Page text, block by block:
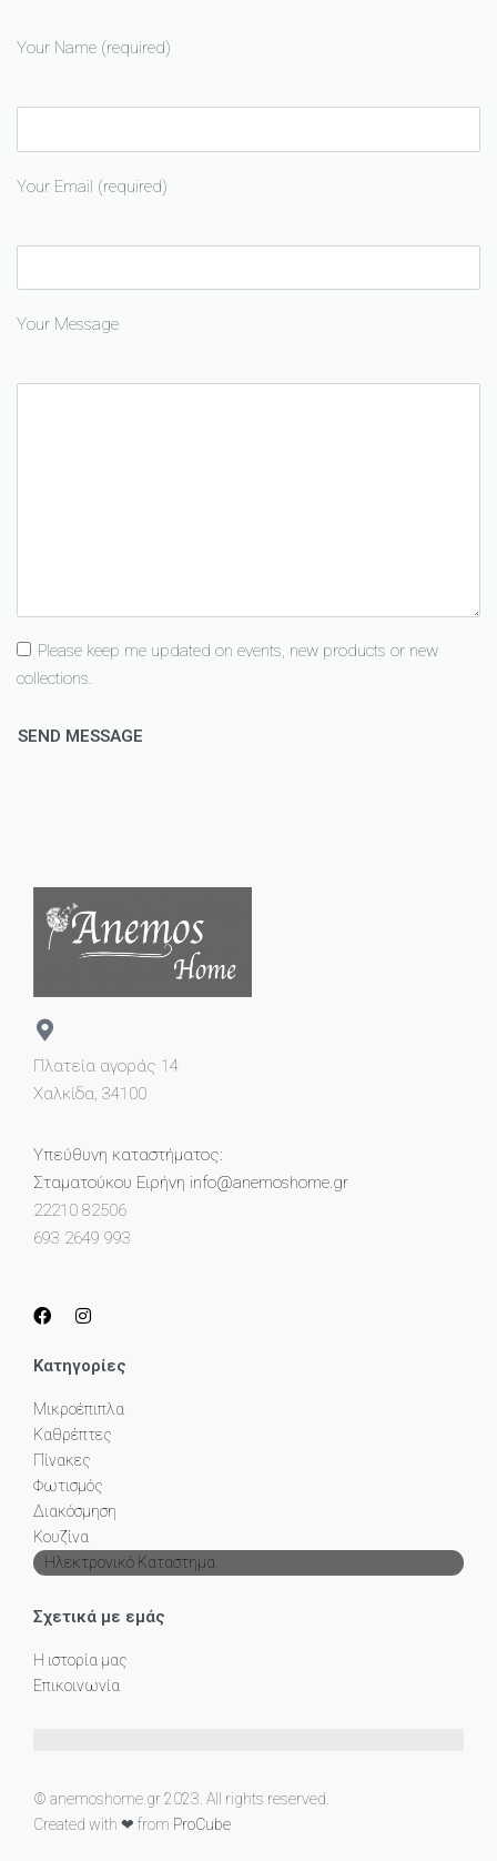
Your Name (required)
Your Email (required)
Your Message
Please keep me updated on events, new products or new
collections.
Πλατεία αγοράς 14
Χαλκίδα, 34100
Υπεύθυνη καταστήματος:
Σταματούκου Ειρήνη info@anemoshome.gr
22210 82506
693 2649 993
Κατηγορίες
Μικροέπιπλα
Καθρέπτες
Πίνακες
Φωτισμός
Διακόσμηση
Κουζίνα
Ηλεκτρονικό Καταστημα
Σχετικά με εμάς
Η ιστορία μας
Επικοινωνία
© anemoshome.gr 2023. All rights reserved.
Created with ❤ from ProCube